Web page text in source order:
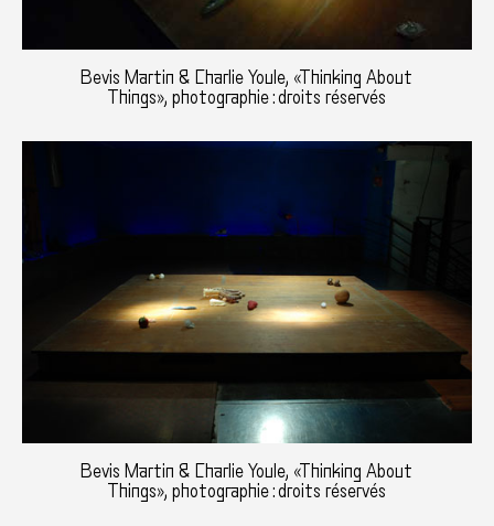
Bevis Martin & Charlie Youle, «Thinking About
Things», photographie : droits réservés
Bevis Martin & Charlie Youle, «Thinking About
Things», photographie : droits réservés